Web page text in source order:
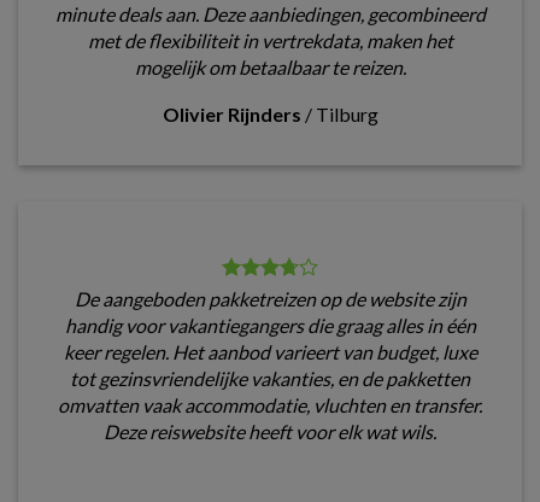
minute deals aan. Deze aanbiedingen, gecombineerd
met de flexibiliteit in vertrekdata, maken het
mogelijk om betaalbaar te reizen.
Olivier Rijnders / Tilburg
De aangeboden pakketreizen op de website zijn
handig voor vakantiegangers die graag alles in één
keer regelen. Het aanbod varieert van budget, luxe
tot gezinsvriendelijke vakanties, en de pakketten
omvatten vaak accommodatie, vluchten en transfer.
Deze reiswebsite heeft voor elk wat wils.